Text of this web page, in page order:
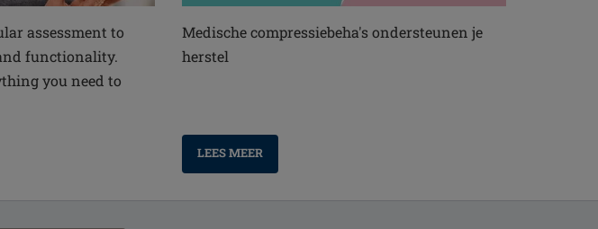
assessment to
functionality.
you need to
Medische compressiebeha's ondersteunen je
herstel
LEES MEER